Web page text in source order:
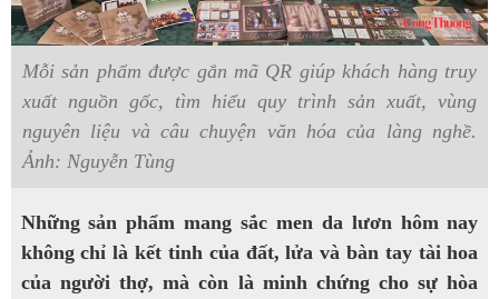
Mỗi sản phẩm được gắn mã QR giúp khách hàng truy
xuất nguồn gốc, tìm hiểu quy trình sản xuất, vùng
nguyên liệu và câu chuyện văn hóa của làng nghề.
Ảnh: Nguyễn Tùng
Những sản phẩm mang sắc men da lươn hôm nay
không chỉ là kết tinh của đất, lửa và bàn tay tài hoa
của người thợ, mà còn là minh chứng cho sự hòa